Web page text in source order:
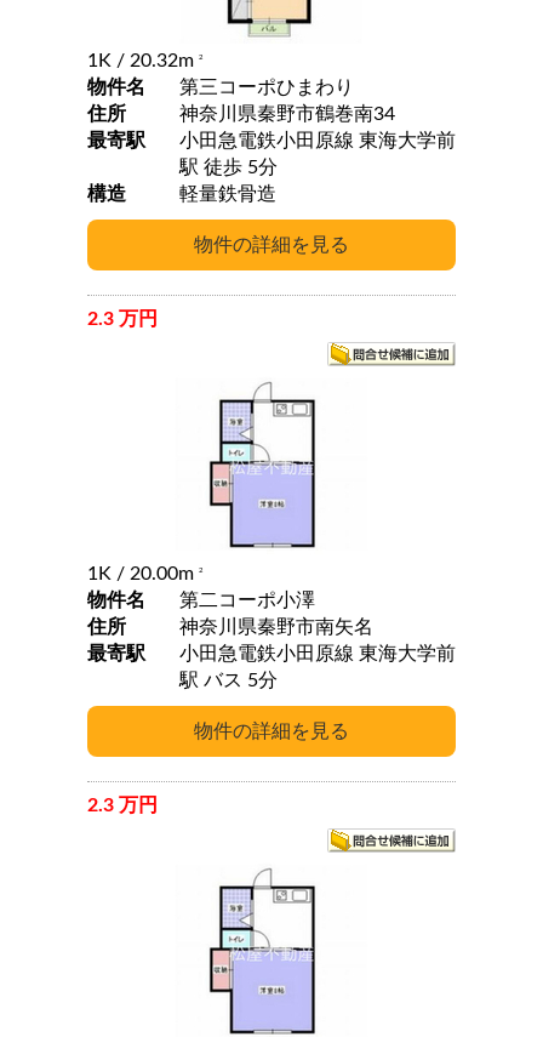
1K / 20.32m 2
物件名
第三コーポひまわり
住所
神奈川県秦野市鶴巻南34
最寄駅
小田急電鉄小田原線 東海大学前
駅 徒歩 5分
構造
軽量鉄骨造
2.3 万円
1K / 20.00m 2
物件名
第二コーポ小澤
住所
神奈川県秦野市南矢名
最寄駅
小田急電鉄小田原線 東海大学前
駅 バス 5分
2.3 万円